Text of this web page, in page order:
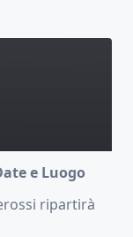
e Luogo
ripartirà